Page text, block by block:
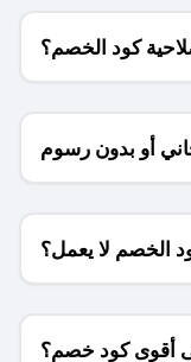
كود الخصم؟
أو بدون رسوم
الشحن ؟
الخصم لا يعمل؟
أقوى كود خصم؟